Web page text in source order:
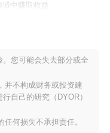
中赚取收益。
月推出了测试网，允许开
试，主网于2021年3月上
发专注于创建一种稳定且
促进交易。DUSD的初始
，确保代币对广泛受众可
础步骤为DUSD的增长和
础。
您可能会失去部分或全
并不构成财务或投资建
自己的研究（DYOR）
何损失不承担责任。